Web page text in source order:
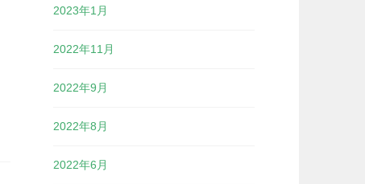
2023年1月
2022年11月
2022年9月
2022年8月
2022年6月